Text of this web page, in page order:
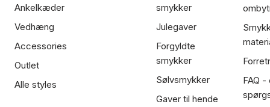
Ankelkæder
Vedhæng
Accessories
Outlet
Alle styles
smykker
Julegaver
Forgyldte
smykker
Sølvsmykker
Gaver til hende
FAQ